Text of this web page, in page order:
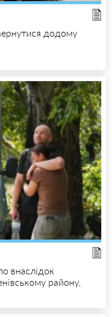
додому
внаслідок
району,